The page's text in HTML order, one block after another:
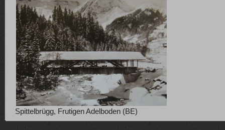
Spittelbrügg, Frutigen Adelboden (BE)